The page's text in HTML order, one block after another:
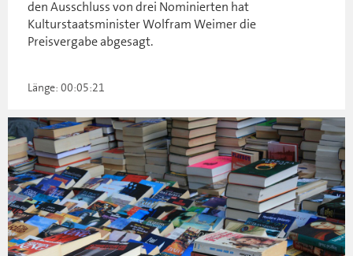
den Ausschluss von drei Nominierten hat
Kulturstaatsminister Wolfram Weimer die
Preisvergabe abgesagt.
Länge: 00:05:21